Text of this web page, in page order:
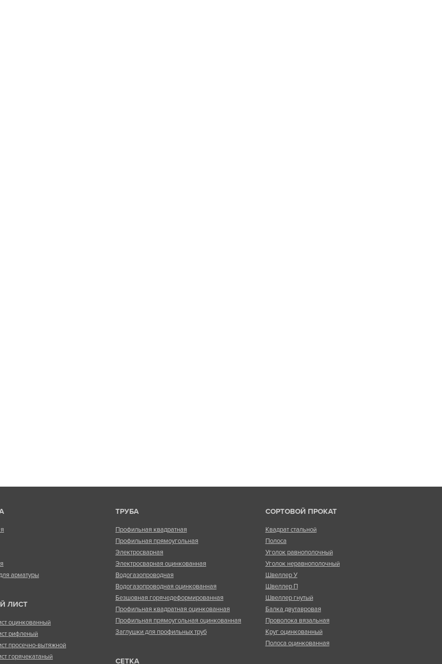
арматуры
ЛИСТ
оцинкованный
рифленый
просечно-вытяжной
горячекатаный
ТРУБА
Профильная квадратная
Профильная прямоугольная
Электросварная
Электросварная оцинкованная
Водогазопроводная
Водогазопроводная оцинкованная
Безшовная горячедеформированная
Профильная квадратная оцинкованная
Профильная прямоугольная оцинкованная
Заглушки для профильных труб
СЕТКА
СОРТОВОЙ ПРОКАТ
Квадрат стальной
Полоса
Уголок равнополочный
Уголок неравнополочный
Швеллер У
Швеллер П
Швеллер гнутый
Балка двутавровая
Проволока вязальная
Круг оцинкованный
Полоса оцинкованная